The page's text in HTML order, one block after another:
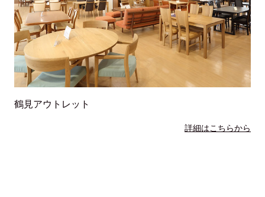
鶴見アウトレット
詳細はこちらから